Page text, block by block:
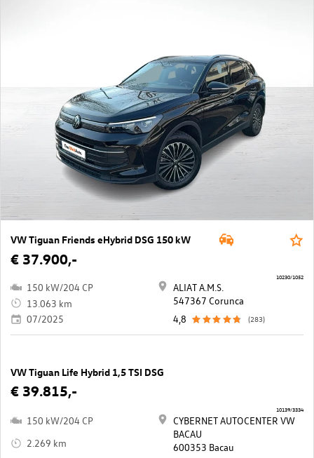
VW Tiguan Friends eHybrid DSG 150 kW
€ 37.900,-
150 kW/204 CP
13.063 km
07/2025
ALIAT A.M.S.
547367 Corunca
4,8
(283)
10230/1052
VW Tiguan Life Hybrid 1,5 TSI DSG
€ 39.815,-
150 kW/204 CP
2.269 km
CYBERNET AUTOCENTER VW
BACAU
600353 Bacau
10139/3334